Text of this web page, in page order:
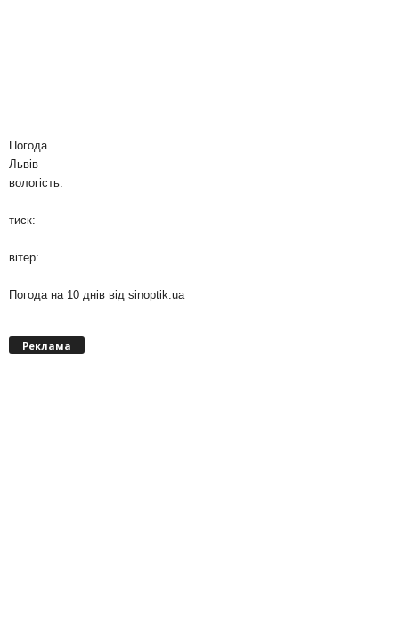
Погода
Львів
вологість:
тиск:
вітер:
Погода на 10 днів від sinoptik.ua
Реклама